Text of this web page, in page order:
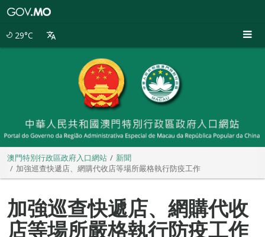
29°C
澳門特別行政區政府入口網站
新聞
加強巡查快遞店、網購代收店等場所嚴格執行防疫工作
加強巡查快遞店、網購代收
店等場所嚴格執行防疫工作